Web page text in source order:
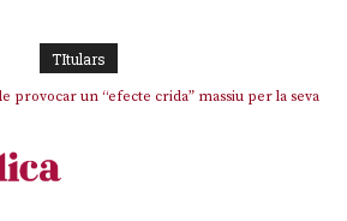
TItulars
provocar un “efecte crida” massiu per la seva
de Marc Puigtió a Girona: desbandada de